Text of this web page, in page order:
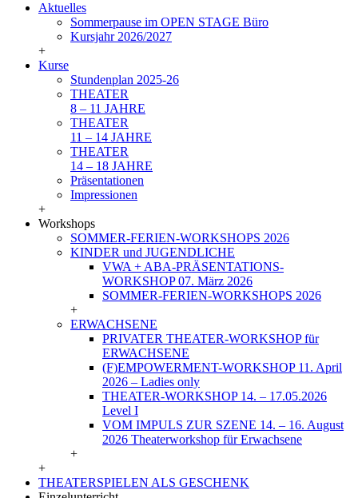
Aktuelles
Sommerpause im OPEN STAGE Büro
Kursjahr 2026/2027
+
Kurse
Stundenplan 2025-26
THEATER
8 – 11 JAHRE
THEATER
11 – 14 JAHRE
THEATER
14 – 18 JAHRE
Präsentationen
Impressionen
+
Workshops
SOMMER-FERIEN-WORKSHOPS 2026
KINDER und JUGENDLICHE
VWA + ABA-PRÄSENTATIONS-
WORKSHOP 07. März 2026
SOMMER-FERIEN-WORKSHOPS 2026
+
ERWACHSENE
PRIVATER THEATER-WORKSHOP für
ERWACHSENE
(F)EMPOWERMENT-WORKSHOP 11. April
2026 – Ladies only
THEATER-WORKSHOP 14. – 17.05.2026
Level I
VOM IMPULS ZUR SZENE 14. – 16. August
2026 Theaterworkshop für Erwachsene
+
+
THEATERSPIELEN ALS GESCHENK